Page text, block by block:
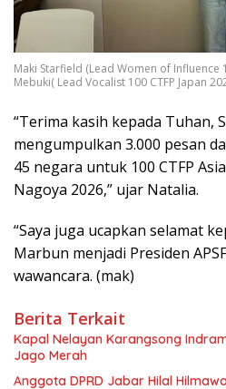
Maki Starfield (Lead Women of Influence
Mebuki( Lead Vocalist 100 CTFP Japan
“Terima kasih kepada Tuhan,
mengumpulkan 3.000 pesan
45 negara untuk 100 CTFP
Nagoya 2026,” ujar Natalia.
“Saya juga ucapkan selamat
Marbun menjadi Presiden
wawancara. (mak)
Berita Terkait
Kapal Nelayan Karangsong
Jago Merah
Anggota DPRD Jabar Hilal